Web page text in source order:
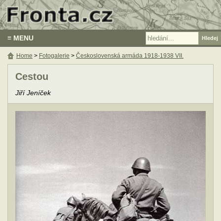
≡ MENU
Cestou
Jiří Jeníček
Home > Fotogalerie > Československá armáda 1918-1938 VII.